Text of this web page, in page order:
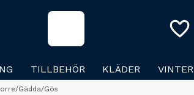
TILLBEHÖR KLÄDER VINTER
Gädda/Gös